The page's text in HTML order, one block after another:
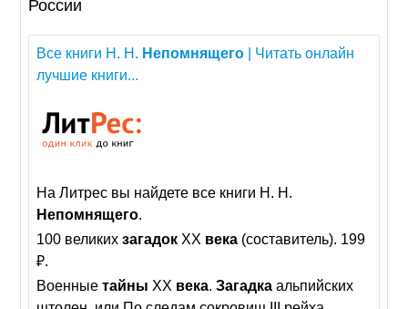
России
Все книги Н. Н. Непомнящего | Читать онлайн
лучшие книги...
На Литрес вы найдете все книги Н. Н.
Непомнящего.
100 великихзагадок XX века (составитель). 199
₽.
Военныетайны XX века.Загадка альпийских